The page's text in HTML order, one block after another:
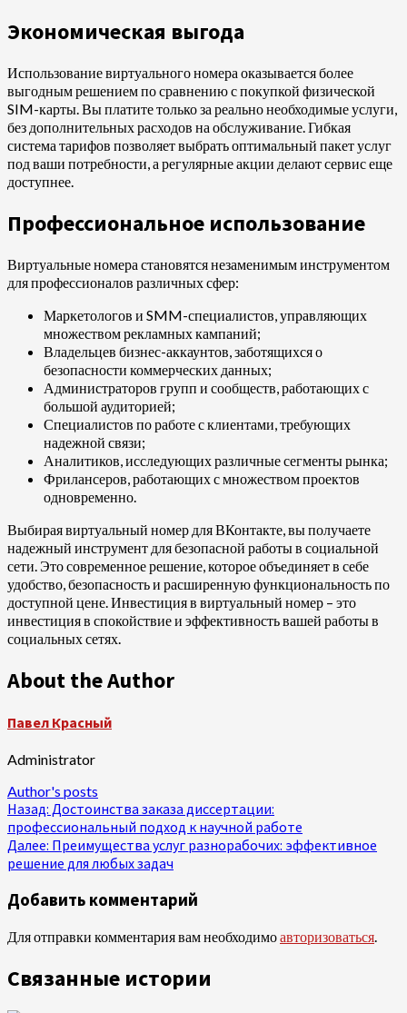
Экономическая выгода
Использование виртуального номера оказывается более
выгодным решением по сравнению с покупкой физической
SIM-карты. Вы платите только за реально необходимые услуги,
без дополнительных расходов на обслуживание. Гибкая
система тарифов позволяет выбрать оптимальный пакет услуг
под ваши потребности, а регулярные акции делают сервис еще
доступнее.
Профессиональное использование
Виртуальные номера становятся незаменимым инструментом
для профессионалов различных сфер:
Маркетологов и SMM-специалистов, управляющих
множеством рекламных кампаний;
Владельцев бизнес-аккаунтов, заботящихся о
безопасности коммерческих данных;
Администраторов групп и сообществ, работающих с
большой аудиторией;
Специалистов по работе с клиентами, требующих
надежной связи;
Аналитиков, исследующих различные сегменты рынка;
Фрилансеров, работающих с множеством проектов
одновременно.
Выбирая виртуальный номер для ВКонтакте, вы получаете
надежный инструмент для безопасной работы в социальной
сети. Это современное решение, которое объединяет в себе
удобство, безопасность и расширенную функциональность по
доступной цене. Инвестиция в виртуальный номер – это
инвестиция в спокойствие и эффективность вашей работы в
социальных сетях.
About the Author
Павел Красный
Administrator
Author's posts
Продолжить
чтение
Назад: Достоинства заказа диссертации:
профессиональный подход к научной работе
Далее: Преимущества услуг разнорабочих: эффективное
решение для любых задач
Добавить комментарий
Для отправки комментария вам необходимоавторизоваться
Связанные истории